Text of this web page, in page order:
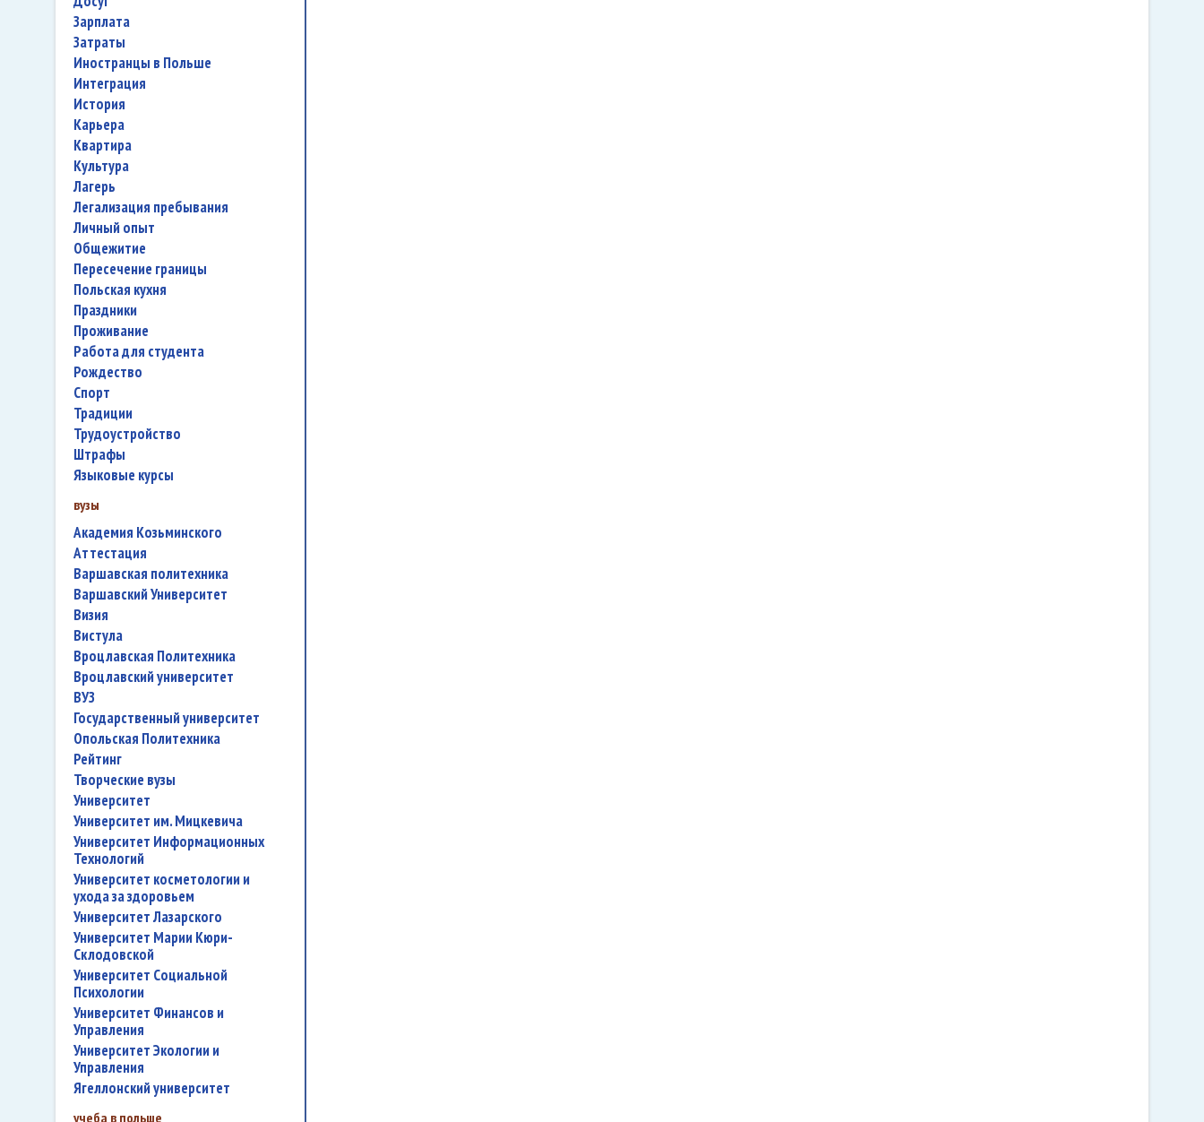
зарплата
затраты
иностранцы в Польше
интеграция
история
карьера
квартира
культура
лагерь
легализация пребывания
личный опыт
общежитие
пересечение границы
польская кухня
праздники
проживание
работа для студента
Рождество
спорт
традиции
трудоустройство
штрафы
языковые курсы
вузы
Академия Козьминского
аттестация
Варшавская политехника
Варшавский Университет
Визия
Вистула
Вроцлавская Политехника
Вроцлавский университет
ВУЗ
государственный университет
Опольская Политехника
рейтинг
творческие вузы
университет
Университет им. Мицкевича
Университет Информационных
Технологий
университет косметологии и
ухода за здоровьем
Университет Лазарского
Университет Марии Кюри-
Склодовской
Университет Социальной
Психологии
Университет Финансов и
Управления
Университет Экологии и
Управления
Ягеллонский университет
учеба в польше